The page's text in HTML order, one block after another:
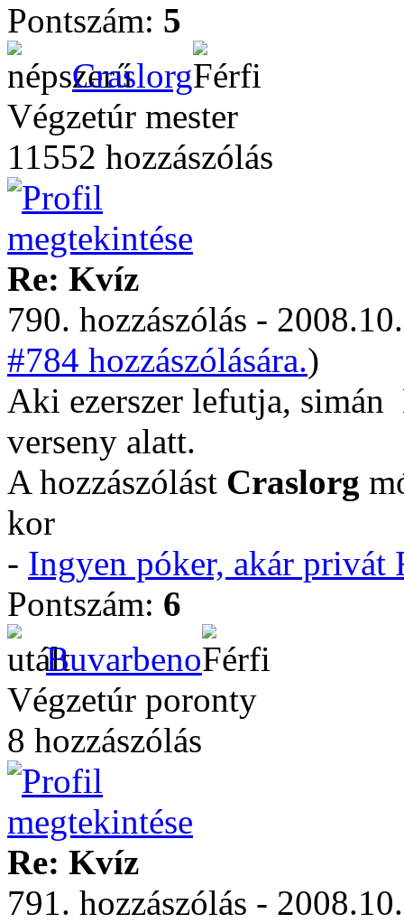
Pontszám: 5
Craslorg
Végzetúr mester
11552 hozzászólás
Re: Kvíz
790. hozzászólás -
#784 hozzászólására.)
Aki ezerszer lefutja, simán
verseny alatt.
A hozzászólást Craslorg
kor
- Ingyen póker, akár privát
Pontszám: 6
Buvarbeno
Végzetúr poronty
8 hozzászólás
Re: Kvíz
791. hozzászólás -